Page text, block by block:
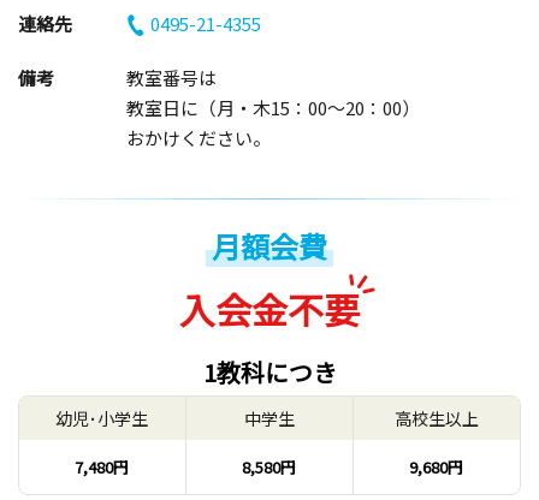
連絡先 0495-21-4355
備考
教室番号は
教室日に（月・木15：00～20：00）
おかけください。
月額会費
入会金不要
1教科につき
幼児･小学生
7,480円
中学生
8,580円
高校生以上
9,680円